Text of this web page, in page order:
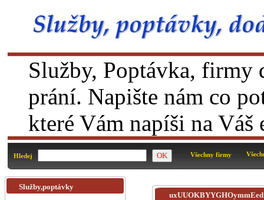
Služby, Poptávka, firmy
prání. Napište nám co
které Vám napíši na Váš
Hledej Všechny firmy
uxUUOKBYYGHOymmEed
Služby,poptávky